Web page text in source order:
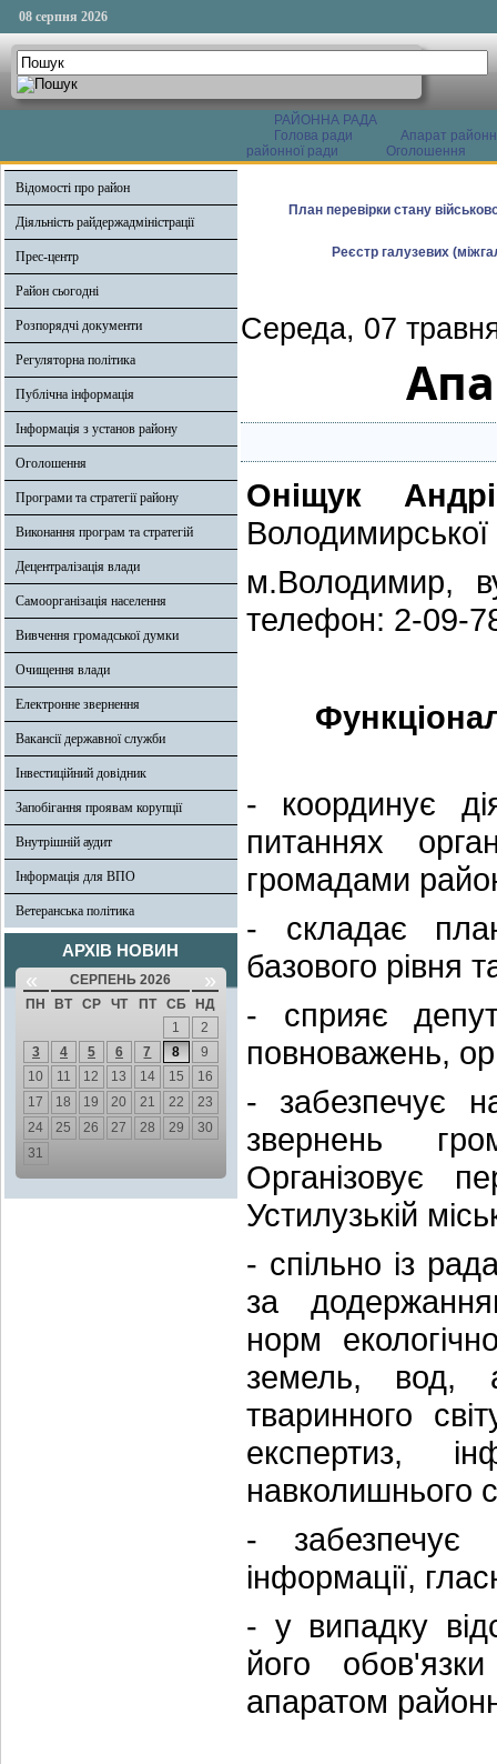
08 серпня 2026
РАЙОННА РАДА
Голова ради
Апарат
районної ради
Оголошення
Відомості про район
Діяльність райдержадміністрації
Прес-центр
Район сьогодні
Розпорядчі документи
Регуляторна політика
Публічна інформація
Інформація з установ району
Оголошення
Програми та стратегії району
Виконання програм та стратегій
Децентралізація влади
Самоорганізація населення
Вивчення громадської думки
Очищення влади
Електронне звернення
Вакансії державної служби
Інвестиційний довідник
Запобігання проявам корупції
Внутрішній аудит
Інформація для ВПО
Ветеранська політика
АРХІВ НОВИН
« СЕРПЕНЬ 2026 »
ПН ВТ СР ЧТ ПТ СБ
НД
1
2
3
4 5 6 7 8
9
10
11 12 13 14 15
16
17
18 19 20 21 22
23
24
25 26 27 28 29
30
31
План перевірки стану
Реєстр галузевих
Середа, 07
Оніщук
м.Володимир,
телефон: 2-09-
- координує
питаннях
громадами
- складає
базового рівня
- сприяє
повноважень,
- забезпечує
звернень
Організовує
Устилузькій
- спільно із
за
норм
земель, вод,
тваринного
експертиз,
навколишнього
- забезпечує
інформації,
- у випадку
його
апаратом